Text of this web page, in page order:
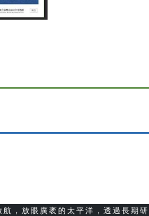
，放眼廣袤的太平洋，透過長期